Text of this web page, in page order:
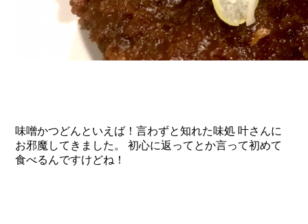
味噌かつどんといえば！言わずと知れた味処 叶さんに
お邪魔してきました。 初心に返ってとか言って初めて
食べるんですけどね！